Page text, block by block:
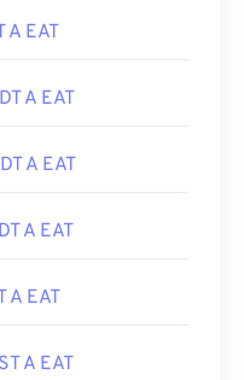
A EAT
A EAT
A EAT
A EAT
A EAT
A EAT